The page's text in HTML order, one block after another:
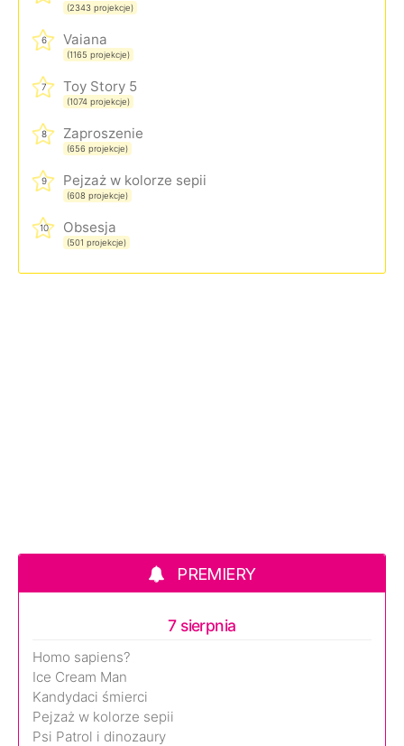
(2343 projekcje)
6 Vaiana
(1165 projekcje)
7 Toy Story 5
(1074 projekcje)
8 Zaproszenie
(656 projekcje)
9 Pejzaż w kolorze sepii
(608 projekcje)
10 Obsesja
(501 projekcje)
PREMIERY
7 sierpnia
Homo sapiens?
Ice Cream Man
Kandydaci śmierci
Pejzaż w kolorze sepii
Psi Patrol i dinozaury